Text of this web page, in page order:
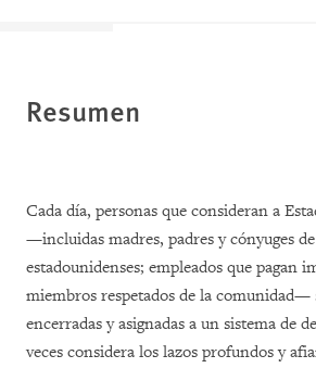
Resumen
Cada día, personas que consideran a
—incluidas madres, padres y cónyuges
estadounidenses; empleados que pagan
miembros respetados de la comunidad—
encerradas y asignadas a un sistema de
veces considera los lazos profundos y